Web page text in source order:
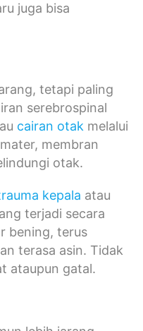
juga bisa
tetapi paling
serebrospinal
cairan otak melalui
membran
otak.
kepala atau
terjadi secara
bening, terus
terasa asin. Tidak
ataupun gatal.